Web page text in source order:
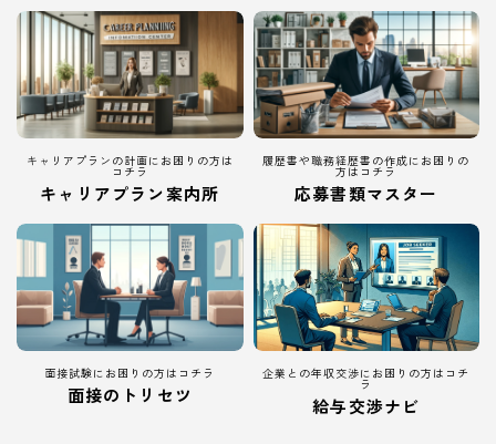
キャリアプランの計画にお困りの方は
コチラ
キャリアプラン案内所
履歴書や職務経歴書の作成にお困りの
方はコチラ
応募書類マスター
面接試験にお困りの方はコチラ
面接のトリセツ
企業との年収交渉にお困りの方はコチ
ラ
給与交渉ナビ